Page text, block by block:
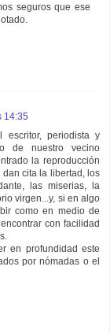
seguros que ese
14:35
escritor, periodista y
de nuestro vecino
la reproducción
cita la libertad, los
las miserias, la
virgen...y, si en algo
como en medio de
con facilidad
en profundidad este
por nómadas o el